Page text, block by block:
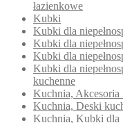
łazienkowe
Kubki
Kubki dla
Kubki dla
Kubki dla
Kubki dla
kuchenne
Kuchnia, Akcesoria
Kuchnia, Deski
Kuchnia, Kubki dla